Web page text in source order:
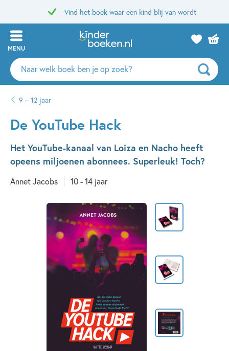
Vind het boek waar een kind blij van wordt
MENU
Zoeken
naar
auteurs
uitgevers
9 – 12 jaar
De YouTube Hack
Het YouTube-kanaal van Loiza en Nacho heeft
opeens miljoenen abonnees. Superleuk! Toch?
Annet Jacobs 10 - 14 jaar